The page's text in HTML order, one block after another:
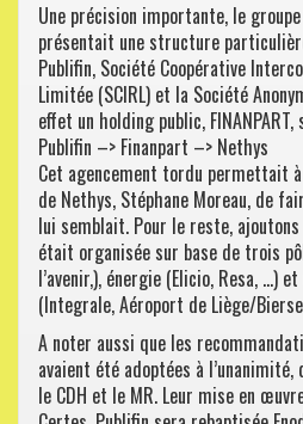
Une précision importante, le
présentait une structure
Publifin, Société Coopérative
Limitée (SCIRL) et la Société
effet un holding public,
Publifin –> Finanpart –> Nethys
Cet agencement tordu permettait
de Nethys, Stéphane Moreau, de
lui semblait. Pour le reste,
était organisée sur base de trois
l’avenir,), énergie (Elicio, Resa, …)
(Integrale, Aéroport de Liège/
A noter aussi que les
avaient été adoptées à
le CDH et le MR. Leur mise en